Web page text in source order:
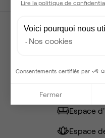
Coin
Espace
Espace
Lire la politique de
Voici pourquoi nous
Nos cookies
Consentements certifiés par
Fermer